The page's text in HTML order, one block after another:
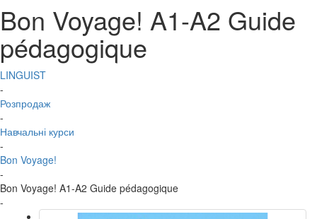
Bon Voyage! A1-A2 Guide
pédagogique
LINGUIST
-
Розпродаж
-
Навчальні курси
-
Bon Voyage!
-
Bon Voyage! A1-A2 Guide pédagogique
-